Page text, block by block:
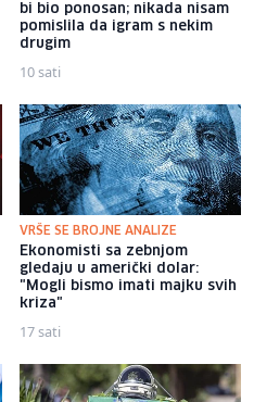
bi bio ponosan; nikada nisam
pomislila da igram s nekim
drugim
10 sati
VRŠE SE BROJNE ANALIZE
Ekonomisti sa zebnjom
gledaju u američki dolar:
"Mogli bismo imati majku svih
kriza"
17 sati